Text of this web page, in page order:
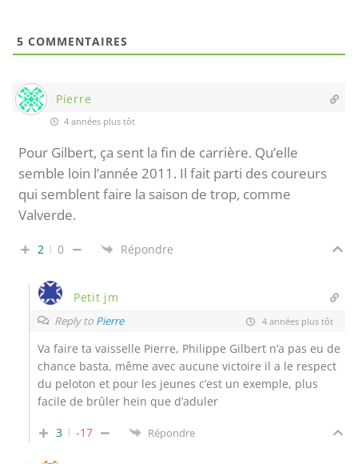
5 COMMENTAIRES
Pierre
4 années plus tôt
Pour Gilbert, ça sent la fin de carrière. Qu’elle
semble loin l’année 2011. Il fait parti des coureurs
qui semblent faire la saison de trop, comme
Valverde.
2 0 Répondre
Petit jm
Reply to Pierre 4 années plus tôt
Va faire ta vaisselle Pierre, Philippe Gilbert n’a pas eu de
chance basta, même avec aucune victoire il a le respect
du peloton et pour les jeunes c’est un exemple, plus
facile de brûler hein que d’aduler
3 -17 Répondre